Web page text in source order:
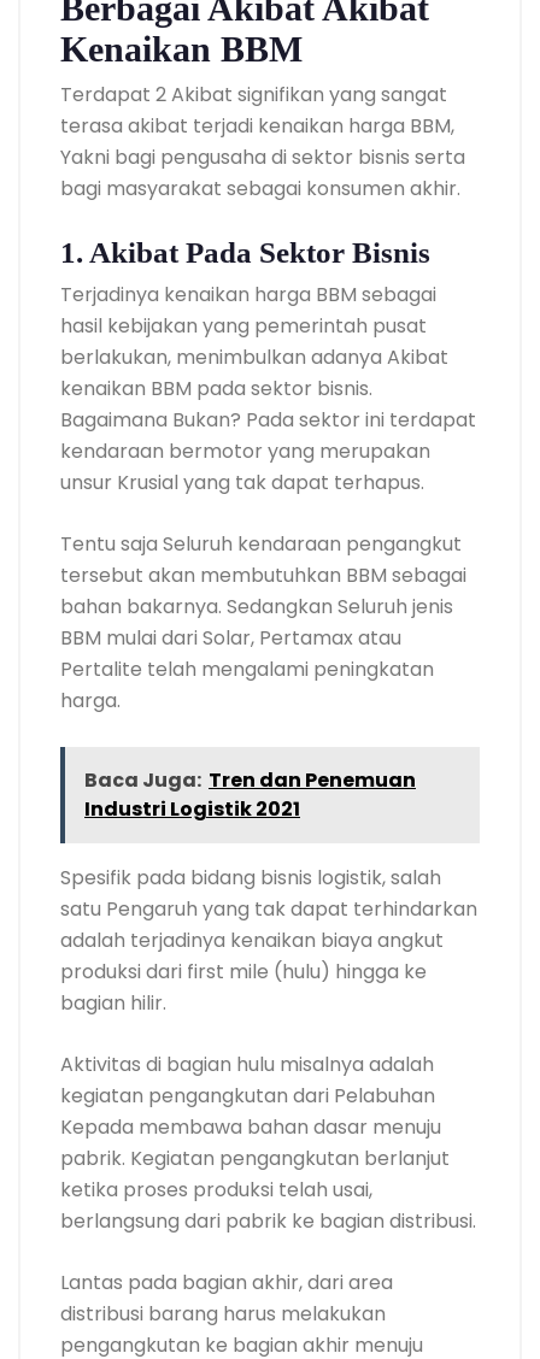
Berbagai Akibat Akibat
Kenaikan BBM
Terdapat 2 Akibat signifikan yang sangat
terasa akibat terjadi kenaikan harga BBM,
Yakni bagi pengusaha di sektor bisnis serta
bagi masyarakat sebagai konsumen akhir.
1. Akibat Pada Sektor Bisnis
Terjadinya kenaikan harga BBM sebagai
hasil kebijakan yang pemerintah pusat
berlakukan, menimbulkan adanya Akibat
kenaikan BBM pada sektor bisnis.
Bagaimana Bukan? Pada sektor ini terdapat
kendaraan bermotor yang merupakan
unsur Krusial yang tak dapat terhapus.
Tentu saja Seluruh kendaraan pengangkut
tersebut akan membutuhkan BBM sebagai
bahan bakarnya. Sedangkan Seluruh jenis
BBM mulai dari Solar, Pertamax atau
Pertalite telah mengalami peningkatan
harga.
Baca Juga: Tren dan Penemuan
Industri Logistik 2021
Spesifik pada bidang bisnis logistik, salah
satu Pengaruh yang tak dapat terhindarkan
adalah terjadinya kenaikan biaya angkut
produksi dari first mile (hulu) hingga ke
bagian hilir.
Aktivitas di bagian hulu misalnya adalah
kegiatan pengangkutan dari Pelabuhan
Kepada membawa bahan dasar menuju
pabrik. Kegiatan pengangkutan berlanjut
ketika proses produksi telah usai,
berlangsung dari pabrik ke bagian distribusi.
Lantas pada bagian akhir, dari area
distribusi barang harus melakukan
pengangkutan ke bagian akhir menuju